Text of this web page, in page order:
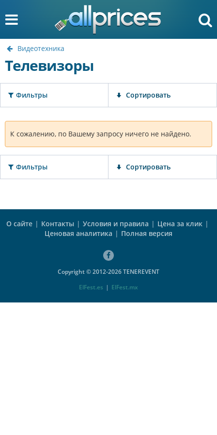
Видеотехника
Телевизоры
Фильтры Сортировать
К сожалению, по Вашему запросу ничего не найдено.
Фильтры Сортировать
О сайте | Контакты | Условия и правила | Цена за клик |
Ценовая аналитика | Полная версия
Copyright © 2012-2026 TENEREVENT
ElFest.es | ElFest.mx